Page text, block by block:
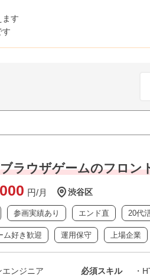
ます
す
ラウザゲームのフロン
円/月 渋谷区
参画実績あり エンド直 20代
ム好き歓迎 運用保守 上場企業
ンジニア 必須スキル
・